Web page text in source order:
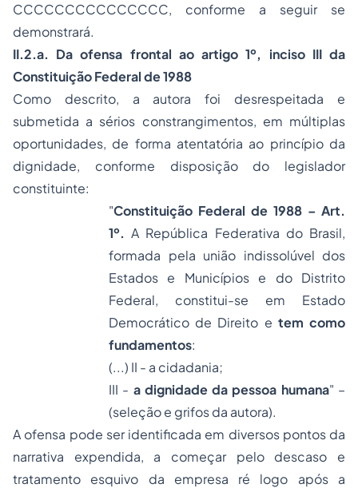
CCCCCCCCCCCCCCC, conforme a seguir se
demonstrará.
II.2.a. Da ofensa frontal ao artigo 1º, inciso III da
Constituição Federal de 1988
Como descrito, a autora foi desrespeitada e
submetida a sérios constrangimentos, em múltiplas
oportunidades, de forma atentatória ao princípio da
dignidade, conforme disposição do legislador
constituinte:
"Constituição Federal de 1988 – Art.
1º. A República Federativa do Brasil,
formada pela união indissolúvel dos
Estados e Municípios e do Distrito
Federal, constitui-se em Estado
Democrático de Direito e tem como
fundamentos:
(...) II - a cidadania;
III - a dignidade da pessoa humana" –
(seleção e grifos da autora).
A ofensa pode ser identificada em diversos pontos da
narrativa expendida, a começar pelo descaso e
tratamento esquivo da empresa ré logo após a